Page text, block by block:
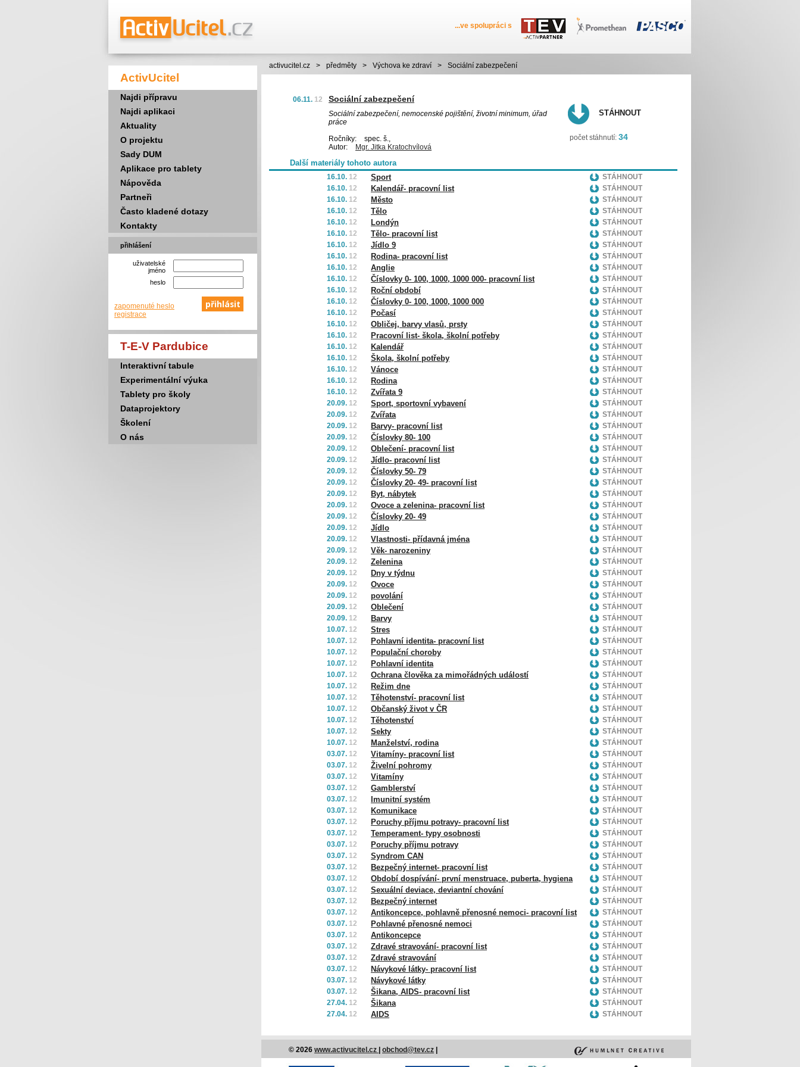
...ve spolupráci s
ActivUcitel
Najdi přípravu
Najdi aplikaci
Aktuality
O projektu
Sady DUM
Aplikace pro tablety
Nápověda
Partneři
Často kladené dotazy
Kontakty
přihlášení
uživatelské
jméno
heslo
zapomenuté heslo
registrace
T-E-V Pardubice
Interaktivní tabule
Experimentální výuka
Tablety pro školy
Dataprojektory
Školení
O nás
activucitel.cz > předměty > Výchova ke zdraví > Sociální zabezpečení
06.11. 12 Sociální zabezpečení
Sociální zabezpečení, nemocenské pojištění, životní minimum, úřad
práce
Ročníky:
spec. š.,
Autor:
Mgr. Jitka Kratochvílová
STÁHNOUT
počet stáhnutí: 34
Další materiály tohoto autora
16.10. 12 Sport
STÁHNOUT
16.10. 12 Kalendář- pracovní list
STÁHNOUT
16.10. 12 Město
STÁHNOUT
16.10. 12 Tělo
STÁHNOUT
16.10. 12 Londýn
STÁHNOUT
16.10. 12 Tělo- pracovní list
STÁHNOUT
16.10. 12 Jídlo 9
STÁHNOUT
16.10. 12 Rodina- pracovní list
STÁHNOUT
16.10. 12 Anglie
STÁHNOUT
16.10. 12 Číslovky 0- 100, 1000, 1000 000- pracovní list
STÁHNOUT
16.10. 12 Roční období
STÁHNOUT
16.10. 12 Číslovky 0- 100, 1000, 1000 000
STÁHNOUT
16.10. 12 Počasí
STÁHNOUT
16.10. 12 Obličej, barvy vlasů, prsty
STÁHNOUT
16.10. 12 Pracovní list- škola, školní potřeby
STÁHNOUT
16.10. 12 Kalendář
STÁHNOUT
16.10. 12 Škola, školní potřeby
STÁHNOUT
16.10. 12 Vánoce
STÁHNOUT
16.10. 12 Rodina
STÁHNOUT
16.10. 12 Zvířata 9
STÁHNOUT
20.09. 12 Sport, sportovní vybavení
STÁHNOUT
20.09. 12 Zvířata
STÁHNOUT
20.09. 12 Barvy- pracovní list
STÁHNOUT
20.09. 12 Číslovky 80- 100
STÁHNOUT
20.09. 12 Oblečení- pracovní list
STÁHNOUT
20.09. 12 Jídlo- pracovní list
STÁHNOUT
20.09. 12 Číslovky 50- 79
STÁHNOUT
20.09. 12 Číslovky 20- 49- pracovní list
STÁHNOUT
20.09. 12 Byt, nábytek
STÁHNOUT
20.09. 12 Ovoce a zelenina- pracovní list
STÁHNOUT
20.09. 12 Číslovky 20- 49
STÁHNOUT
20.09. 12 Jídlo
STÁHNOUT
20.09. 12 Vlastnosti- přídavná jména
STÁHNOUT
20.09. 12 Věk- narozeniny
STÁHNOUT
20.09. 12 Zelenina
STÁHNOUT
20.09. 12 Dny v týdnu
STÁHNOUT
20.09. 12 Ovoce
STÁHNOUT
20.09. 12 povolání
STÁHNOUT
20.09. 12 Oblečení
STÁHNOUT
20.09. 12 Barvy
STÁHNOUT
10.07. 12 Stres
STÁHNOUT
10.07. 12 Pohlavní identita- pracovní list
STÁHNOUT
10.07. 12 Populační choroby
STÁHNOUT
10.07. 12 Pohlavní identita
STÁHNOUT
10.07. 12 Ochrana člověka za mimořádných událostí
STÁHNOUT
10.07. 12 Režim dne
STÁHNOUT
10.07. 12 Těhotenství- pracovní list
STÁHNOUT
10.07. 12 Občanský život v ČR
STÁHNOUT
10.07. 12 Těhotenství
STÁHNOUT
10.07. 12 Sekty
STÁHNOUT
10.07. 12 Manželství, rodina
STÁHNOUT
03.07. 12 Vitamíny- pracovní list
STÁHNOUT
03.07. 12 Živelní pohromy
STÁHNOUT
03.07. 12 Vitamíny
STÁHNOUT
03.07. 12 Gamblerství
STÁHNOUT
03.07. 12 Imunitní systém
STÁHNOUT
03.07. 12 Komunikace
STÁHNOUT
03.07. 12 Poruchy příjmu potravy- pracovní list
STÁHNOUT
03.07. 12 Temperament- typy osobnosti
STÁHNOUT
03.07. 12 Poruchy příjmu potravy
STÁHNOUT
03.07. 12 Syndrom CAN
STÁHNOUT
03.07. 12 Bezpečný internet- pracovní list
STÁHNOUT
03.07. 12 Období dospívání- první menstruace, puberta, hygiena
STÁHNOUT
03.07. 12 Sexuální deviace, deviantní chování
STÁHNOUT
03.07. 12 Bezpečný internet
STÁHNOUT
03.07. 12 Antikoncepce, pohlavně přenosné nemoci- pracovní list
STÁHNOUT
03.07. 12 Pohlavné přenosné nemoci
STÁHNOUT
03.07. 12 Antikoncepce
STÁHNOUT
03.07. 12 Zdravé stravování- pracovní list
STÁHNOUT
03.07. 12 Zdravé stravování
STÁHNOUT
03.07. 12 Návykové látky- pracovní list
STÁHNOUT
03.07. 12 Návykové látky
STÁHNOUT
03.07. 12 Šikana, AIDS- pracovní list
STÁHNOUT
27.04. 12 Šikana
STÁHNOUT
27.04. 12 AIDS STÁHNOUT
© 2026 www.activucitel.cz obchod@tev.cz